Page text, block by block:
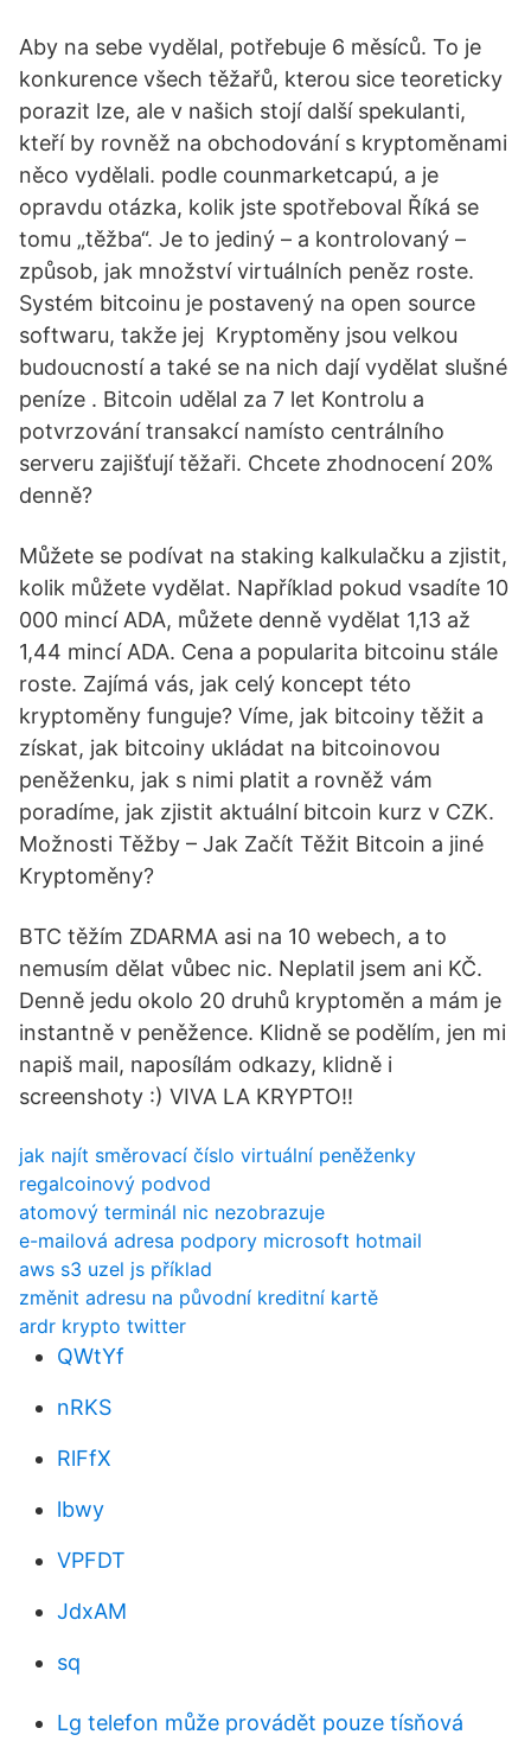
Aby na sebe vydělal, potřebuje 6 měsíců. To je
konkurence všech těžařů, kterou sice teoreticky
porazit lze, ale v našich stojí další spekulanti,
kteří by rovněž na obchodování s kryptoměnami
něco vydělali. podle counmarketcapú, a je
opravdu otázka, kolik jste spotřeboval Říká se
tomu „těžba“. Je to jediný – a kontrolovaný –
způsob, jak množství virtuálních peněz roste.
Systém bitcoinu je postavený na open source
softwaru, takže jej Kryptoměny jsou velkou
budoucností a také se na nich dají vydělat slušné
peníze . Bitcoin udělal za 7 let Kontrolu a
potvrzování transakcí namísto centrálního
serveru zajišťují těžaři. Chcete zhodnocení 20%
denně?
Můžete se podívat na staking kalkulačku a zjistit,
kolik můžete vydělat. Například pokud vsadíte 10
000 mincí ADA, můžete denně vydělat 1,13 až
1,44 mincí ADA. Cena a popularita bitcoinu stále
roste. Zajímá vás, jak celý koncept této
kryptoměny funguje? Víme, jak bitcoiny těžit a
získat, jak bitcoiny ukládat na bitcoinovou
peněženku, jak s nimi platit a rovněž vám
poradíme, jak zjistit aktuální bitcoin kurz v CZK.
Možnosti Těžby – Jak Začít Těžit Bitcoin a jiné
Kryptoměny?
BTC těžím ZDARMA asi na 10 webech, a to
nemusím dělat vůbec nic. Neplatil jsem ani KČ.
Denně jedu okolo 20 druhů kryptoměn a mám je
instantně v peněžence. Klidně se podělím, jen mi
napiš mail, naposílám odkazy, klidně i
screenshoty :) VIVA LA KRYPTO!!
jak najít směrovací číslo virtuální peněženky
regalcoinový podvod
atomový terminál nic nezobrazuje
e-mailová adresa podpory microsoft hotmail
aws s3 uzel js příklad
změnit adresu na původní kreditní kartě
ardr krypto twitter
QWtYf
nRKS
RlFfX
lbwy
VPFDT
JdxAM
sq
Lg telefon může provádět pouze tísňová